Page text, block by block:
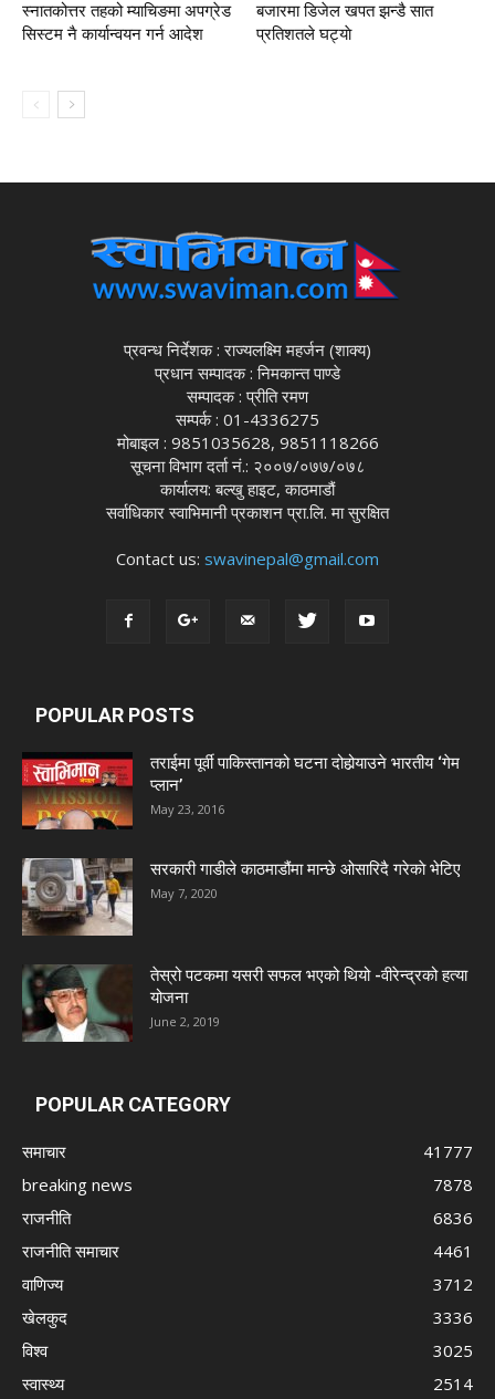
स्नातकोत्तर तहको म्याचिङमा अपग्रेड
सिस्टम नै कार्यान्वयन गर्न आदेश
बजारमा डिजेल खपत झन्डै सात
प्रतिशतले घट्याे
प्रवन्ध निर्देशक : राज्यलक्ष्मि महर्जन (शाक्य)
प्रधान सम्पादक : निमकान्त पाण्डे
सम्पादक : प्रीति रमण
सम्पर्क : 01-4336275
मोबाइल : 9851035628, 9851118266
सूचना विभाग दर्ता नं.: २००७/०७७/०७८
कार्यालय: बल्खु हाइट, काठमाडौं
सर्वाधिकार स्वाभिमानी प्रकाशन प्रा.लि. मा सुरक्षित
Contact us: swavinepal@gmail.com
POPULAR POSTS
तराईमा पूर्वी पाकिस्तानको घटना दोहोर्‍याउने भारतीय ‘गेम
प्लान’
May 23, 2016
सरकारी गाडीले काठमाडौंमा मान्छे ओसारिदै गरेकाे भेटिए
May 7, 2020
तेस्रो पटकमा यसरी सफल भएको थियो -वीरेन्द्रको हत्या
योजना
June 2, 2019
POPULAR CATEGORY
समाचार
41777
breaking news
7878
राजनीति
6836
राजनीति समाचार
4461
वाणिज्य
3712
खेलकुद
3336
विश्व
3025
स्वास्थ्य
2514